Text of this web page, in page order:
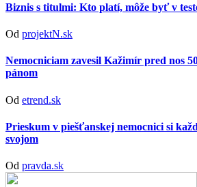
Biznis s titulmi: Kto platí, môže byť v
Od projektN.sk
Nemocniciam zavesil Kažimír pred nos
pánom
Od etrend.sk
Prieskum v piešťanskej nemocnici si
svojom
Od pravda.sk